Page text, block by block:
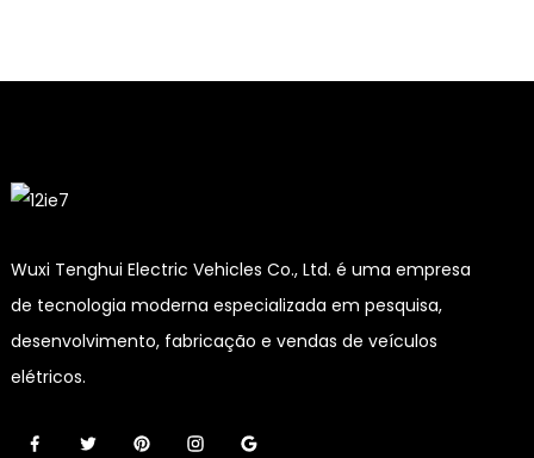
Wuxi Tenghui Electric Vehicles Co., Ltd. é uma empresa
de tecnologia moderna especializada em pesquisa,
desenvolvimento, fabricação e vendas de veículos
elétricos.